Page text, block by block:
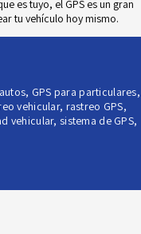
es tuyo, el GPS es un gran
tu vehículo hoy mismo.
, GPS para particulares,
vehicular, rastreo GPS,
vehicular, sistema de GPS,